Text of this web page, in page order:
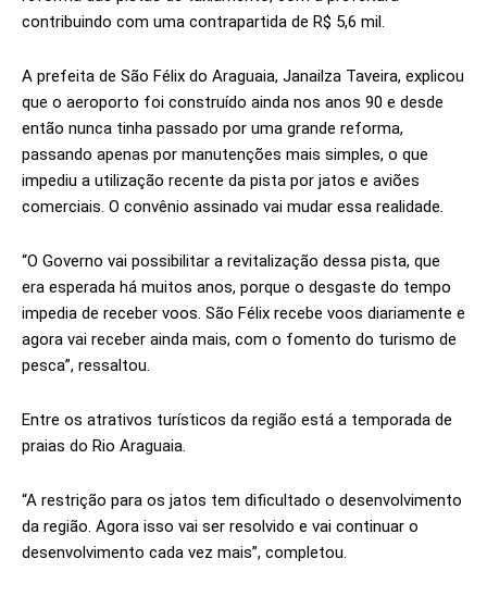
contribuindo com uma contrapartida de R$ 5,6 mil.
A prefeita de São Félix do Araguaia, Janailza Taveira, explicou
que o aeroporto foi construído ainda nos anos 90 e desde
então nunca tinha passado por uma grande reforma,
passando apenas por manutenções mais simples, o que
impediu a utilização recente da pista por jatos e aviões
comerciais. O convênio assinado vai mudar essa realidade.
“O Governo vai possibilitar a revitalização dessa pista, que
era esperada há muitos anos, porque o desgaste do tempo
impedia de receber voos. São Félix recebe voos diariamente e
agora vai receber ainda mais, com o fomento do turismo de
pesca”, ressaltou.
Entre os atrativos turísticos da região está a temporada de
praias do Rio Araguaia.
“A restrição para os jatos tem dificultado o desenvolvimento
da região. Agora isso vai ser resolvido e vai continuar o
desenvolvimento cada vez mais”, completou.